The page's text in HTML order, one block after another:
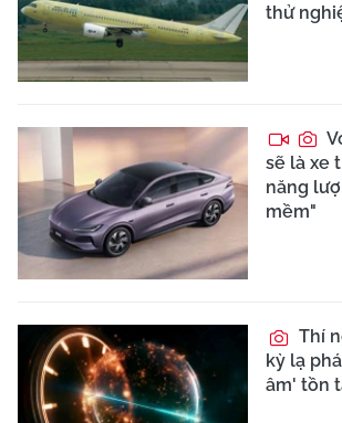
thử
sẽ là xe
năng
mềm"
Thí
kỳ lạ
âm' tồn